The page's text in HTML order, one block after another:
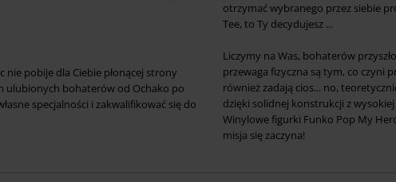
nie pobije dla Ciebie płonącej strony
ulubionych bohaterów od Ochako po
specjalności i zakwalifikować się do
otrzymać wybranego przez siebie
Tee, to Ty decydujesz ...
Liczymy na Was, bohaterów
przewaga fizyczna są tym, co czyni
również zadają cios... no,
dzięki solidnej konstrukcji z
Winylowe figurki Funko Pop My
misja się zaczyna!